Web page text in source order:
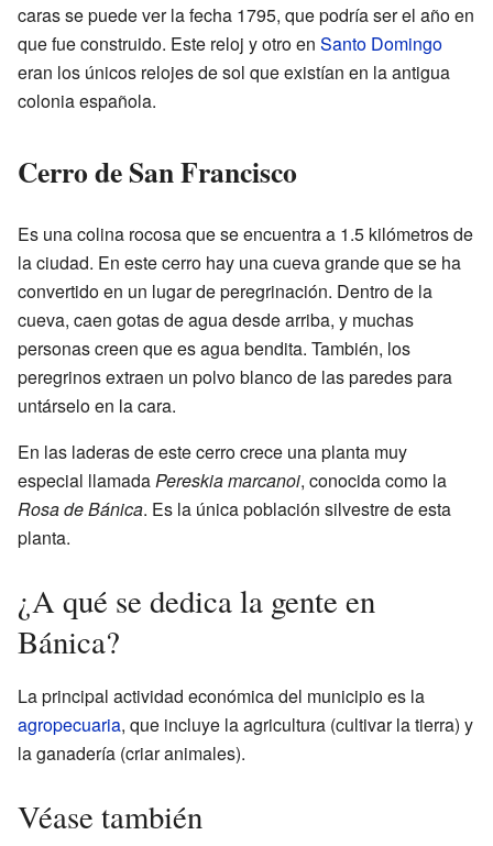
caras se puede ver la fecha 1795, que podría ser el año en
que fue construido. Este reloj y otro en Santo Domingo
eran los únicos relojes de sol que existían en la antigua
colonia española.
Cerro de San Francisco
Es una colina rocosa que se encuentra a 1.5 kilómetros de
la ciudad. En este cerro hay una cueva grande que se ha
convertido en un lugar de peregrinación. Dentro de la
cueva, caen gotas de agua desde arriba, y muchas
personas creen que es agua bendita. También, los
peregrinos extraen un polvo blanco de las paredes para
untárselo en la cara.
En las laderas de este cerro crece una planta muy
especial llamadaPereskia marcanoi, conocida como la
Rosa de Bánica. Es la única población silvestre de esta
planta.
¿A qué se dedica la gente en
Bánica?
La principal actividad económica del municipio es la
agropecuaria, que incluye la agricultura (cultivar la tierra) y
la ganadería (criar animales).
Véase también